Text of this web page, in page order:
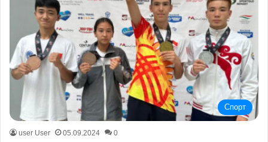
Спорт
user User 05.09.2024 0